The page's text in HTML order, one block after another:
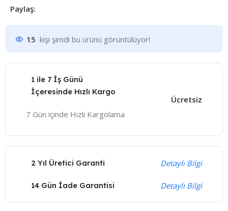
Paylaş:
15 kişi şimdi bu ürünü görüntülüyor!
1 ile 7 İş Günü
İçeresinde Hızlı Kargo
7 Gün içinde Hızlı Kargolama
Ücretsiz
2 Yıl Üretici Garanti Detaylı Bilgi
14 Gün İade Garantisi Detaylı Bilgi